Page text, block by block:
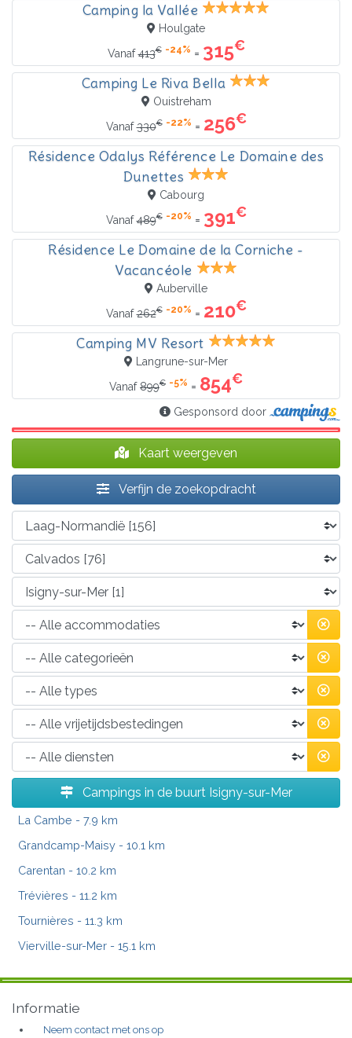
Camping la Vallée
Houlgate
Vanaf413€ -24% = 315€
Camping Le Riva Bella
Ouistreham
Vanaf330€ -22% = 256€
Résidence Odalys Référence Le Domaine des
Dunettes
Cabourg
Vanaf489€ -20% = 391€
Résidence Le Domaine de la Corniche -
Vacancéole
Auberville
Vanaf262€ -20% = 210€
Camping MV Resort
Langrune-sur-Mer
Vanaf899€ -5% = 854€
Gesponsord door
Kaart weergeven
Verfijn de zoekopdracht
Campings in de buurt Isigny-sur-Mer
La Cambe - 7.9 km
Grandcamp-Maisy - 10.1 km
Carentan - 10.2 km
Trévières - 11.2 km
Tournières - 11.3 km
Vierville-sur-Mer - 15.1 km
Informatie
Neem contact met ons op